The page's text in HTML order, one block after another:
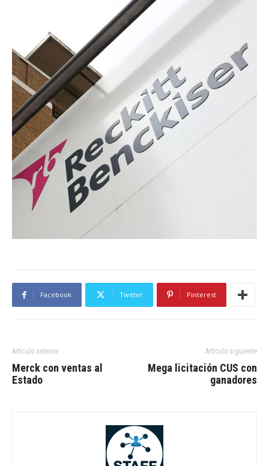
Facebook Twitter Pinterest
Artículo anterior
Merck con ventas al
Estado
Artículo siguiente
Mega licitación CUS con
ganadores